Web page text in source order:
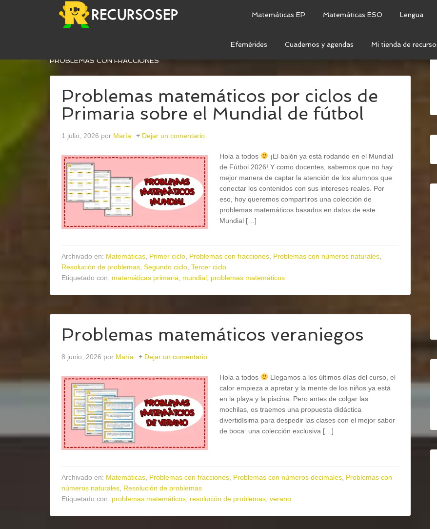
Matemáticas EP Matemáticas ESO Lengua
Efemérides Cuadernos y agendas Mi tienda de
RESOLUCIÓN DE PROBLEMAS
PROBLEMAS CON FRACCIONES
Problemas matemáticos por ciclos de
Primaria sobre el Mundial de fútbol
1 julio, 2026 por María Dejar un comentario
Hola a todos
¡El balón ya está rodando en el Mundial
de Fútbol 2026! Y como docentes, sabemos que no hay
mejor manera de captar la atención de los alumnos que
conectar los contenidos con sus intereses reales. Por
eso, hoy queremos compartiros una colección de
problemas matemáticos basados en datos de este
Mundial […]
Archivado en: Matemáticas Primer ciclo Problemas con fracciones Problemas con números naturales
Resolución de problemas Segundo ciclo Tercer ciclo
Etiquetado con: matemáticas primaria mundial problemas matemáticos
Problemas matemáticos veraniegos
8 junio, 2026 por María Dejar un comentario
Hola a todos
Llegamos a los últimos días del curso, el
calor empieza a apretar y la mente de los niños ya está
en la playa y la piscina. Pero antes de colgar las
mochilas, os traemos una propuesta didáctica
divertidísima para despedir las clases con el mejor sabor
de boca: una colección exclusiva […]
Archivado en: Matemáticas Problemas con fracciones Problemas con números decimales Problemas con
números naturales Resolución de problemas
Etiquetado con: problemas matemáticos resolución de problemas verano